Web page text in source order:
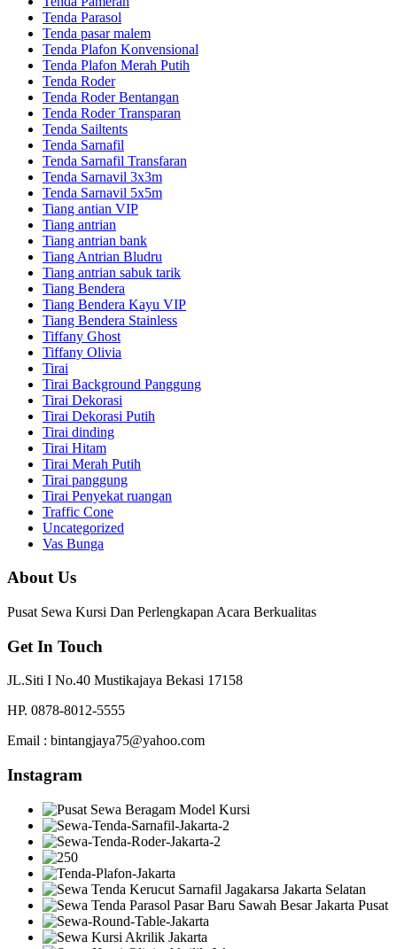
Tenda Parasol
Tenda pasar malem
Tenda Plafon Konvensional
Tenda Plafon Merah Putih
Tenda Roder
Tenda Roder Bentangan
Tenda Roder Transparan
Tenda Sailtents
Tenda Sarnafil
Tenda Sarnafil Transfaran
Tenda Sarnavil 3x3m
Tenda Sarnavil 5x5m
Tiang antian VIP
Tiang antrian
Tiang antrian bank
Tiang Antrian Bludru
Tiang antrian sabuk tarik
Tiang Bendera
Tiang Bendera Kayu VIP
Tiang Bendera Stainless
Tiffany Ghost
Tiffany Olivia
Tirai
Tirai Background Panggung
Tirai Dekorasi
Tirai Dekorasi Putih
Tirai dinding
Tirai Hitam
Tirai Merah Putih
Tirai panggung
Tirai Penyekat ruangan
Traffic Cone
Uncategorized
Vas Bunga
About Us
Pusat Sewa Kursi Dan Perlengkapan Acara Berkualitas
Get In Touch
JL.Siti I No.40 Mustikajaya Bekasi 17158
HP. 0878-8012-5555
Email : bintangjaya75@yahoo.com
Instagram